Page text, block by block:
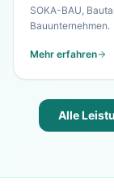
SOKA-BAU,
Bauunternehmen.
Mehr erfahren
Alle